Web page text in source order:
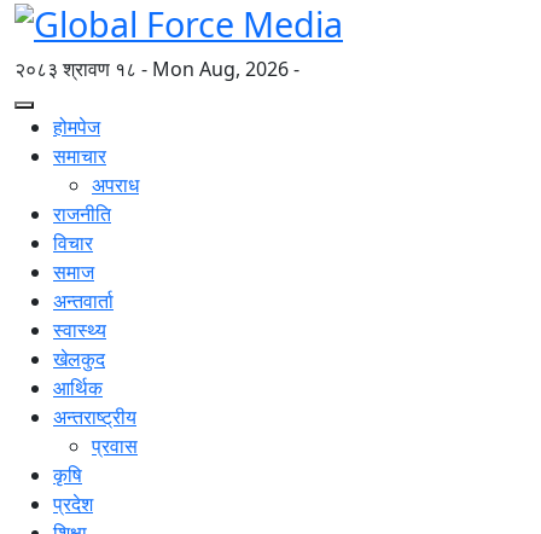
२०८३ श्रावण १८ - Mon Aug, 2026 -
होमपेज
समाचार
अपराध
राजनीति
विचार
समाज
अन्तवार्ता
स्वास्थ्य
खेलकुद
आर्थिक
अन्तराष्ट्रीय
प्रवास
कृषि
प्रदेश